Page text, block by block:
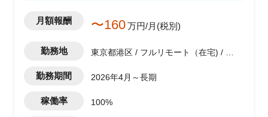
月額報酬 〜160万円/月(税別)
勤務地
東京都港区 / フルリモート（在宅) / 六
勤務期間 2026年4月～長期
稼働率 100%